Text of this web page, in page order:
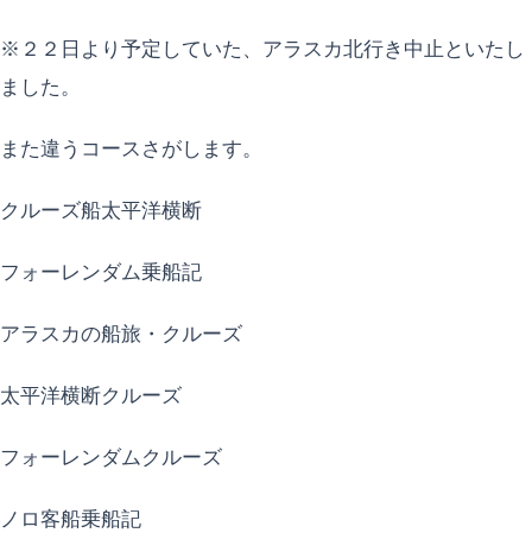
※２２日より予定していた、アラスカ北行き中止といたし
ました。
また違うコースさがします。
クルーズ船太平洋横断
フォーレンダム乗船記
アラスカの船旅・クルーズ
太平洋横断クルーズ
フォーレンダムクルーズ
ノロ客船乗船記